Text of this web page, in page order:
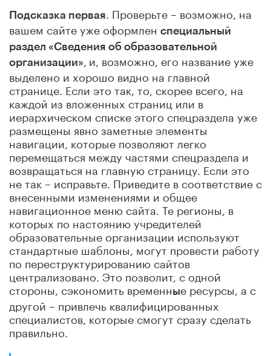
Подсказка первая
. Проверьте – возможно, на
вашем сайте уже оформлен специальный
раздел «Сведения об образовательной
организации»
и, возможно, его название уже
выделено и хорошо видно на главной
странице. Если это так, то, скорее всего, на
каждой из вложенных страниц или в
иерархическом списке этого спецраздела уже
размещены явно заметные элементы
навигации, которые позволяют легко
перемещаться между частями спецраздела и
возвращаться на главную страницу. Если это
не так – исправьте. Приведите в соответствие с
внесенными изменениями и общее
навигационное меню сайта. Те регионы, в
которых по настоянию учредителей
образовательные организации используют
стандартные шаблоны, могут провести работу
по переструктурированию сайтов
централизовано. Это позволит, с одной
стороны, сэкономить временные ресурсы, а с
другой – привлечь квалифицированных
специалистов, которые смогут сразу сделать
правильно.